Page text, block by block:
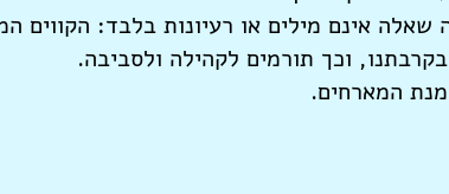
המנחים נגלה שאלה אינם מילים או רעיונות בלבד:
וכך תורמים לקהילה ולסביבה.
המארחים.